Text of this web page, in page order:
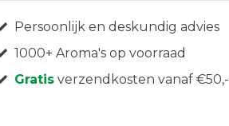
Persoonlijk en deskundig advies
1000+ Aroma's op voorraad
Gratis verzendkosten vanaf €50,-